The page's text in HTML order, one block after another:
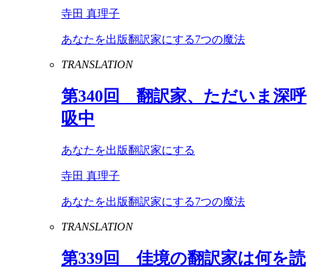
寺田 真理子
あなたを出版翻訳家にする7つの魔法
TRANSLATION
第340回 翻訳家、ただいま深呼
吸中
あなたを出版翻訳家にする
寺田 真理子
あなたを出版翻訳家にする7つの魔法
TRANSLATION
第339回 佳境の翻訳家は何を読